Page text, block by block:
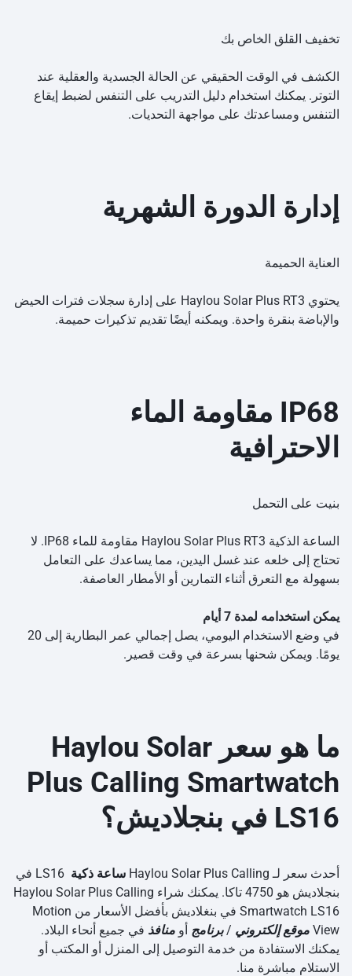
تخفيف القلق الخاص بك
الكشف في الوقت الحقيقي عن الحالة الجسدية والعقلية عند
التوتر. يمكنك استخدام دليل التدريب على التنفس لضبط إيقاع
التنفس ومساعدتك على مواجهة التحديات.
إدارة الدورة الشهرية
العناية الحميمة
يحتوي Haylou Solar Plus RT3 على إدارة سجلات فترات الحيض
والإباضة بنقرة واحدة. ويمكنه أيضًا تقديم تذكيرات حميمة.
IP68 مقاومة الماء
الاحترافية
بنيت على التحمل
الساعة الذكية Haylou Solar Plus RT3 مقاومة للماء IP68. لا
تحتاج إلى خلعه عند غسل اليدين، مما يساعدك على التعامل
بسهولة مع التعرق أثناء التمارين أو الأمطار العاصفة.
يمكن استخدامه لمدة 7 أيام
في وضع الاستخدام اليومي، يصل إجمالي عمر البطارية إلى 20
يومًا. ويمكن شحنها بسرعة في وقت قصير.
ما هو سعر Haylou Solar
Plus Calling Smartwatch
LS16 في بنجلاديش؟
أحدث سعر لـ Haylou Solar Plus Calling ساعة ذكية
LS16 في
بنجلاديش هو 4750 تاكا. يمكنك شراء Haylou Solar Plus Calling
Smartwatch LS16 في بنغلاديش بأفضل الأسعار من Motion
View موقع إلكتروني / برنامج أو منافذ في جميع أنحاء البلاد.
يمكنك الاستفادة من خدمة التوصيل إلى المنزل أو المكتب أو
الاستلام مباشرة منا.